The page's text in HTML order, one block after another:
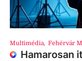
Multimédia, Fehérvár
Hamarosan